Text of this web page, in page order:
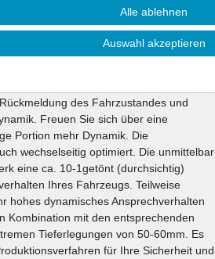
Alle anderen Bauteile können vom
beschädigt sind. Wir liefern diese
die bewährten ap-Sportfedern in
eingesetzt. Die Nickbewegung beim
wesentlich verbessert. Die
des Fahrzustandes und
Freuen Sie sich über eine
Portion mehr Dynamik. Die
wechselseitig optimiert. Die unmittelbar
eine ca. 10-1getönt (durchsichtig)
Ihres Fahrzeugs. Teilweise
hohes dynamisches Ansprechverhalten
Kombination mit den entsprechenden
Tieferlegungen von 50-60mm. Es
für Ihre Sicherheit und
Alle ablehnen
Auswahl akzeptieren